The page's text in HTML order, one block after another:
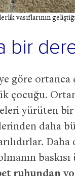
vasıflarının
bir
göre ortanca
çocuğu.
yürüten
daha